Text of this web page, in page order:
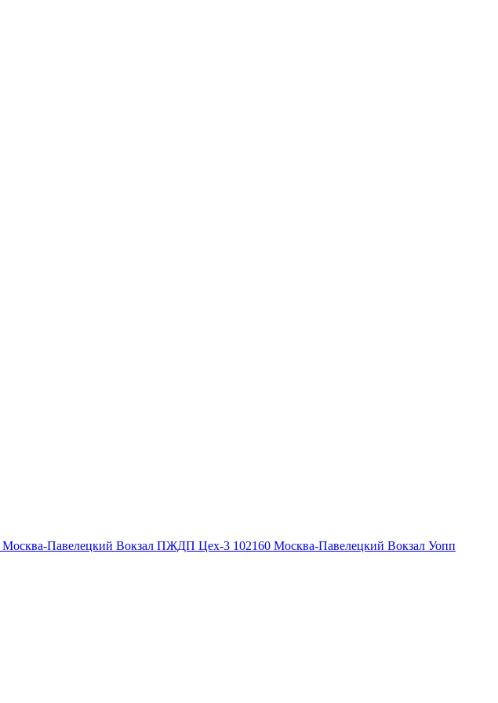
Москва-Павелецкий Вокзал ПЖДП Цех-3 102160 Москва-Павелецкий Вокзал Уопп